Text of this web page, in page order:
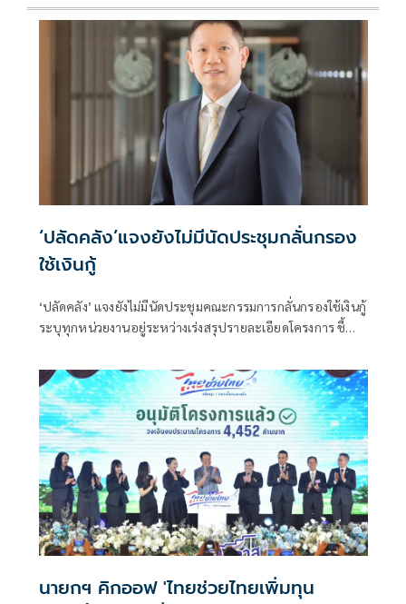
‘ปลัดคลัง’แจงยังไม่มีนัดประชุมกลั่นกรอง
ใช้เงินกู้
‘ปลัดคลัง’ แจงยังไม่มีนัดประชุมคณะกรรมการกลั่นกรองใช้เงินกู้
ระบุทุกหน่วยงานอยู่ระหว่างเร่งสรุปรายละเอียดโครงการ ชี้
เก็บตกรายละเอียดก่อนชงคณะกรรมการกลั่นกรองฯ พิจารณา
พร้อมยืนยันภายใน ก.ย. 69 ต้องได้ข้อสรุปทุกโครงการ
นายกฯ คิกออฟ 'ไทยช่วยไทยเพิ่มทุน